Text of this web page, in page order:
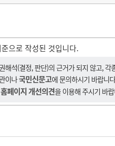
준으로 작성된 것입니다.
해석(결정, 판단)의 근거가 되지 않고,
이나국민신문고에 문의하시기 바랍니
홈페이지 개선의견을 이용해 주시기 바